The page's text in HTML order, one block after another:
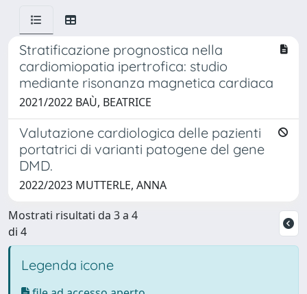
Stratificazione prognostica nella
cardiomiopatia ipertrofica: studio
mediante risonanza magnetica cardiaca
2021/2022 BAÙ, BEATRICE
Valutazione cardiologica delle pazienti
portatrici di varianti patogene del gene
DMD.
2022/2023 MUTTERLE, ANNA
Mostrati risultati da 3 a 4
di 4
Legenda icone